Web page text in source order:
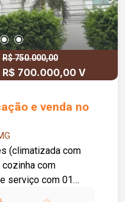
R$ 750.000,00
R$ 700.000,00 V
e venda no
(climatizada com
cozinha com
serviço com 01